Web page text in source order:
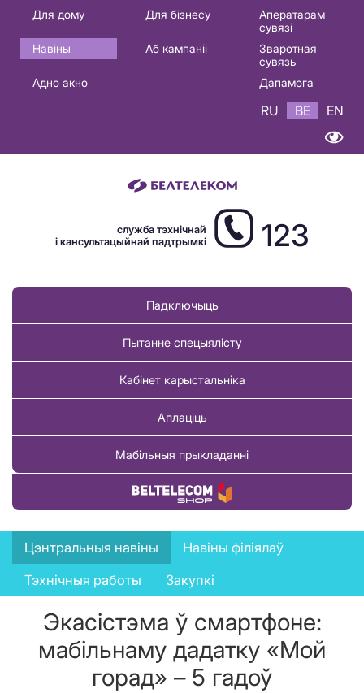
Основная
навигация
BE
Для дому Для бізнесу
Аператарам
сувязі
Навіны
Аб кампаніі
Зваротная
сувязь
Адно акно
Дапамога
RU BE EN
служба тэхнічнай
і кансультацыйнай падтрымкі
123
Падключыць
Пытанне спецыялісту
Кабінет карыстальніка
Аплаціць
Мабільныя прыкладанні
Купіць тавар
News
menu
Цэнтральныя навіны
Навіны філіялаў
Тэхнічныя работы
Закупкі
Экасістэма ў смартфоне:
мабільнаму дадатку «Мой
горад» – 5 гадоў